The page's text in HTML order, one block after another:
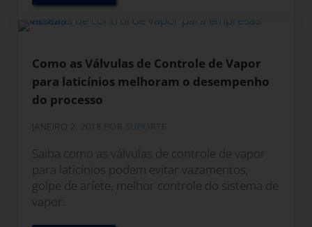
Como as Válvulas de Controle de Vapor
para laticínios melhoram o desempenho
do processo
JANEIRO 2, 2018 POR SUPORTE
Saiba como as válvulas de controle de vapor
para laticínios podem evitar vazamentos,
golpe de aríete, melhor controle do sistema de
vapor.